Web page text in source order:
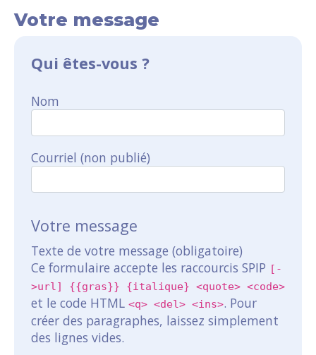
Votre message
Qui êtes-vous ?
Nom
Courriel (non publié)
Votre message
Texte de votre message (obligatoire)
Ce formulaire accepte les raccourcis SPIP [-
>url] {{gras}} {italique} <quote> <code>
et le code HTML <q> <del> <ins>. Pour
créer des paragraphes, laissez simplement
des lignes vides.